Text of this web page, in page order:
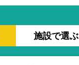
施設で選ぶ